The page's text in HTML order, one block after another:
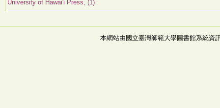
University of Hawai'i Press, (1)
本網站由國立臺灣師範大學圖書館系統資